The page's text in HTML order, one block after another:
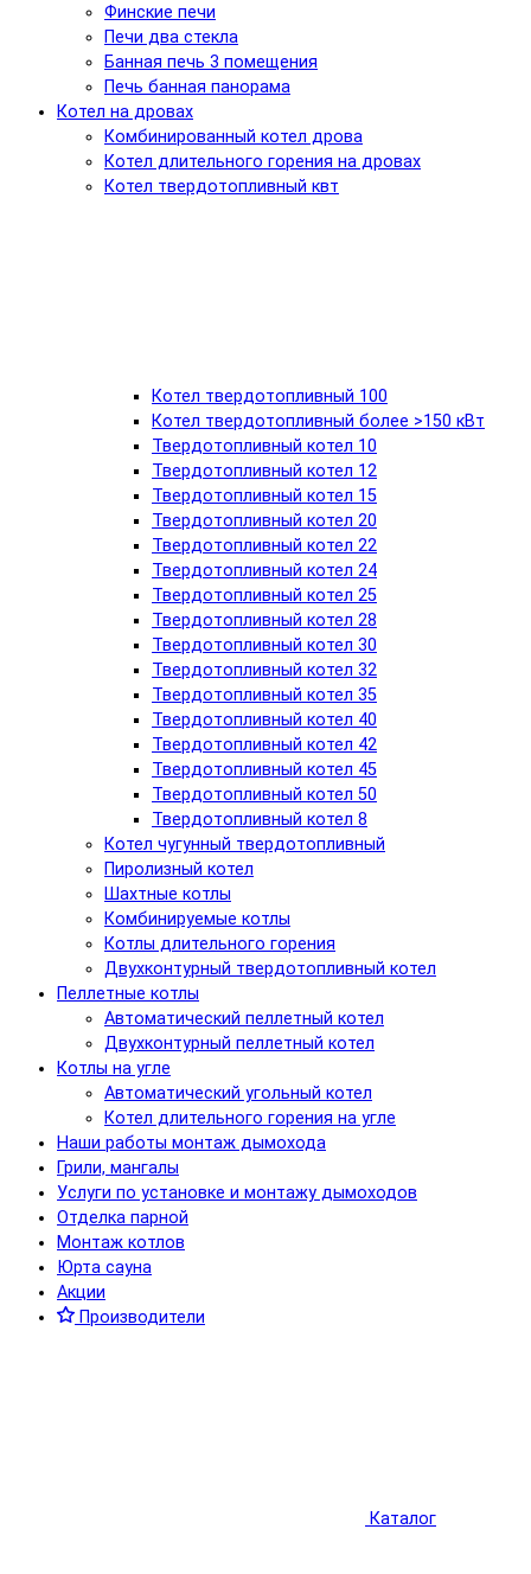
Финские печи
Печи два стекла
Банная печь 3 помещения
Печь банная панорама
Котел на дровах
Комбинированный котел дрова
Котел длительного горения на дровах
Котел твердотопливный квт
Котел твердотопливный 100
Котел твердотопливный более >150 кВт
Твердотопливный котел 10
Твердотопливный котел 12
Твердотопливный котел 15
Твердотопливный котел 20
Твердотопливный котел 22
Твердотопливный котел 24
Твердотопливный котел 25
Твердотопливный котел 28
Твердотопливный котел 30
Твердотопливный котел 32
Твердотопливный котел 35
Твердотопливный котел 40
Твердотопливный котел 42
Твердотопливный котел 45
Твердотопливный котел 50
Твердотопливный котел 8
Котел чугунный твердотопливный
Пиролизный котел
Шахтные котлы
Комбинируемые котлы
Котлы длительного горения
Двухконтурный твердотопливный котел
Пеллетные котлы
Автоматический пеллетный котел
Двухконтурный пеллетный котел
Котлы на угле
Автоматический угольный котел
Котел длительного горения на угле
Наши работы монтаж дымохода
Грили, мангалы
Услуги по установке и монтажу дымоходов
Отделка парной
Монтаж котлов
Юрта сауна
Акции
Производители
Каталог